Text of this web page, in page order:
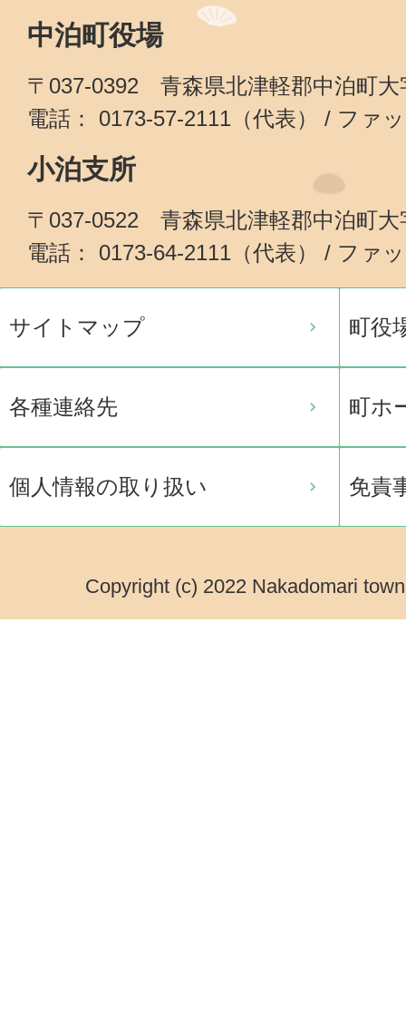
中泊町役場
〒037-0392 青森県北津軽郡中泊町大
電話： 0173-57-2111（代表） / ファ
小泊支所
〒037-0522 青森県北津軽郡中泊町大
電話： 0173-64-2111（代表） / ファ
サイトマップ 町役
各種連絡先 町ホ
個人情報の取り扱い 免責
Copyright (c) 2022 Nakadomari